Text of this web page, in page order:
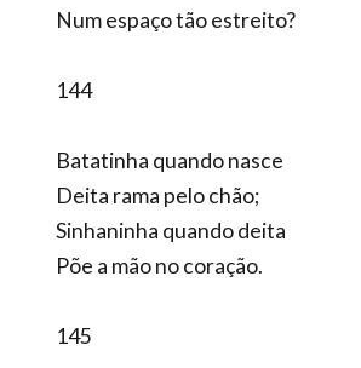
Num espaço tão estreito?
144
Batatinha quando nasce
Deita rama pelo chão;
Sinhaninha quando deita
Põe a mão no coração.
145